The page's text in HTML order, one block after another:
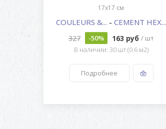
17x17 см
COULEURS &... - CEMENT HEX...
327 -50% 163 руб / шт
В наличии: 30 шт (0.6 м2)
Подробнее